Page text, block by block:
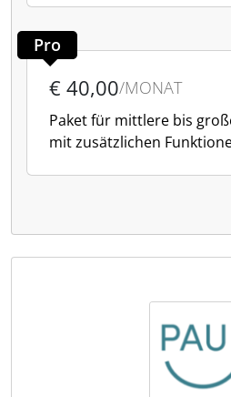
Pro
€ 40,00/MONAT
Paket für mittlere bis
mit zusätzlichen